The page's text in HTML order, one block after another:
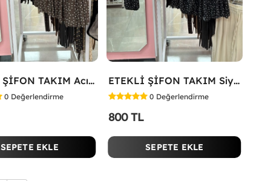
ETEKLİ ŞİFON TAKIM Acı Kahve
0 Değerlendirme
SEPETE EKLE
ETEKLİ ŞİFON TAKIM Siyah
0 Değerlendirme
800 TL
SEPETE EKLE